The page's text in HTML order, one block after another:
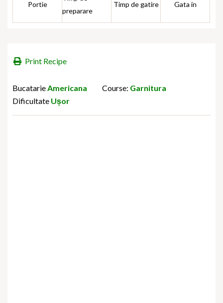
Portie
preparare
Timp de gatire Gata in
Print Recipe
BucatarieAmericana Course: Garnitura
Dificultate Ușor